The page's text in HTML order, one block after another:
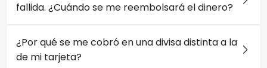
fallida. ¿Cuándo se me reembolsará el dinero?
¿Por qué se me cobró en una divisa distinta a la
de mi tarjeta?